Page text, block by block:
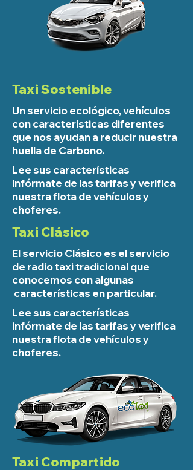
Taxi Sostenible
Un servicio ecológico, vehículos
con características diferentes
que nos ayudan a reducir nuestra
huella de Carbono.
Lee sus características
infórmate de las tarifas y verifica
nuestra flota de vehículos y
choferes.
Taxi Clásico
El servicio Clásico es el servicio
de radio taxi tradicional que
conocemos con algunas
características en particular.
Lee sus características
infórmate de las tarifas y verifica
nuestra flota de vehículos y
choferes.
Taxi Compartido